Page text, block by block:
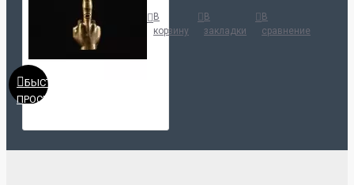
БЫСТРЫЙ
ПРОСМОТР
В
корзину
В
закладки
В
сравнение